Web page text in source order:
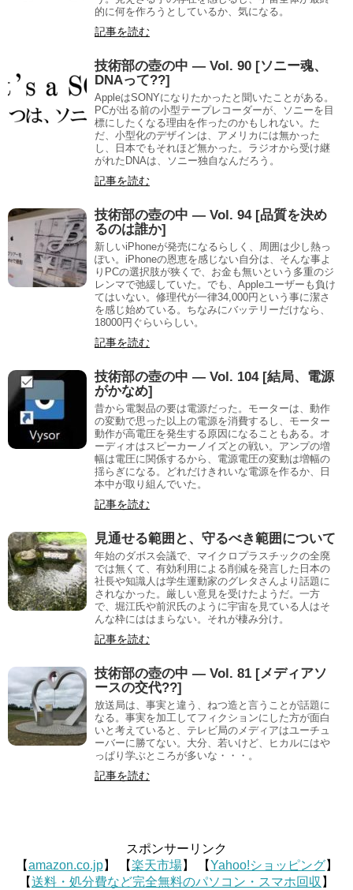
的に何を作ろうとしているか、気になる。
記事を読む
技術部の壺の中 — Vol. 90 [ソニー魂、
DNAって??]
AppleはSONYになりたかったと聞いたことがある。
PCが出る前の小型テープレコーダーが、ソニーを目
標にしたくなる理由を作ったのかもしれない。た
だ、小型化のデザインは、アメリカには無かった
し、日本でもそれほど無かった。ラジオから受け継
がれたDNAは、ソニー独自なんだろう。
記事を読む
技術部の壺の中 — Vol. 94 [品質を決め
るのは誰か]
新しいiPhoneが発売になるらしく、周囲は少し熱っ
ぽい。iPhoneの恩恵を感じない自分は、そんな事よ
りPCの選択肢が狭くで、お金も無いという多重のジ
レンマで弛緩していた。でも、Appleユーザーも負け
てはいない。修理代が一律34,000円という事に潔さ
を感じ始めている。ちなみにバッテリーだけなら、
18000円ぐらいらしい。
記事を読む
技術部の壺の中 — Vol. 104 [結局、電源
がかなめ]
昔から電製品の要は電源だった。モーターは、動作
の変動で思った以上の電源を消費するし、モーター
動作が高電圧を発生する原因になることもある。オ
ーディオはスピーカーノイズとの戦い。アンプの増
幅は電圧に関係するから、電源電圧の変動は増幅の
揺らぎになる。どれだけきれいな電源を作るか、日
本中が取り組んでいた。
記事を読む
見通せる範囲と、守るべき範囲について
年始のダボス会議で、マイクロプラスチックの全廃
では無くて、有効利用による削減を発言した日本の
社長や知識人は学生運動家のグレタさんより話題に
されなかった。厳しい意見を受けたようだ。一方
で、堀江氏や前沢氏のように宇宙を見ている人はそ
んな枠にははまらない。それが棲み分け。
記事を読む
技術部の壺の中 — Vol. 81 [メディアソ
ースの交代??]
放送局は、事実と違う、ねつ造と言うことが話題に
なる。事実を加工してフィクションにした方が面白
いと考えていると、テレビ局のメディアはユーチュ
ーバーに勝てない。大分、若いけど、ヒカルにはや
っぱり学ぶところが多いな・・・。
記事を読む
スポンサーリンク
【amazon.co.jp】 【楽天市場】 【Yahoo!ショッピング】
【送料・処分費など完全無料のパソコン・スマホ回収 】